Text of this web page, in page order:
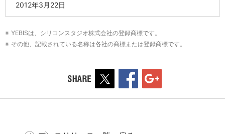
2012年3月22日
※ YEBISは、シリコンスタジオ株式会社の登録商標です。
※ その他、記載されている名称は各社の商標または登録商標です。